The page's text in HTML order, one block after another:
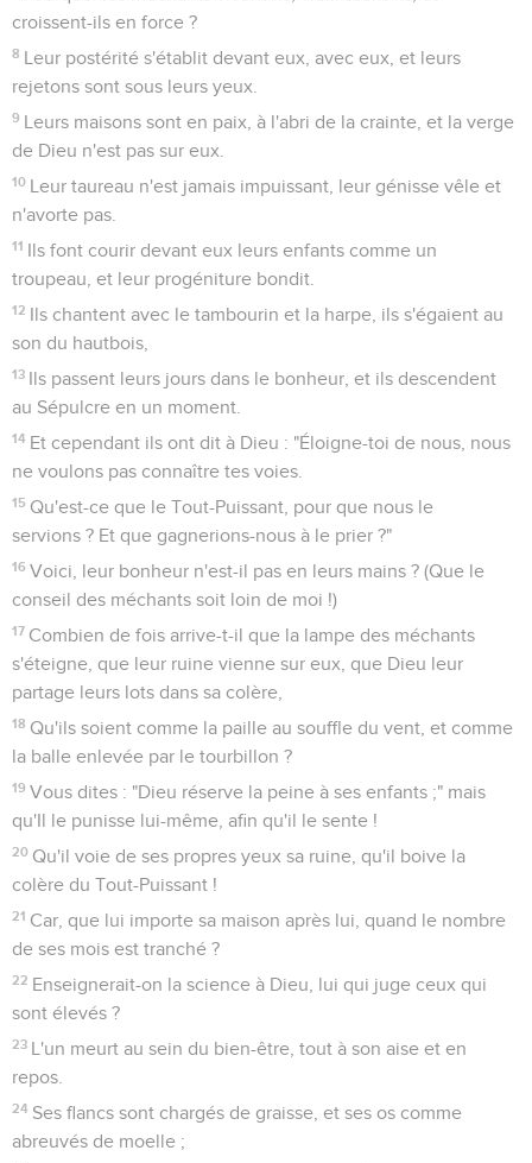
croissent-ils en force ?
8 Leur postérité s'établit devant eux, avec eux, et leurs
rejetons sont sous leurs yeux.
9 Leurs maisons sont en paix, à l'abri de la crainte, et la verge
de Dieu n'est pas sur eux.
10 Leur taureau n'est jamais impuissant, leur génisse vêle et
n'avorte pas.
11 Ils font courir devant eux leurs enfants comme un
troupeau, et leur progéniture bondit.
12 Ils chantent avec le tambourin et la harpe, ils s'égaient au
son du hautbois,
13 Ils passent leurs jours dans le bonheur, et ils descendent
au Sépulcre en un moment.
14 Et cependant ils ont dit à Dieu : "Éloigne-toi de nous, nous
ne voulons pas connaître tes voies.
15 Qu'est-ce que le Tout-Puissant, pour que nous le
servions ? Et que gagnerions-nous à le prier ?"
16 Voici, leur bonheur n'est-il pas en leurs mains ? (Que le
conseil des méchants soit loin de moi !)
17 Combien de fois arrive-t-il que la lampe des méchants
s'éteigne, que leur ruine vienne sur eux, que Dieu leur
partage leurs lots dans sa colère,
18 Qu'ils soient comme la paille au souffle du vent, et comme
la balle enlevée par le tourbillon ?
19 Vous dites : "Dieu réserve la peine à ses enfants ;" mais
qu'Il le punisse lui-même, afin qu'il le sente !
20 Qu'il voie de ses propres yeux sa ruine, qu'il boive la
colère du Tout-Puissant !
21 Car, que lui importe sa maison après lui, quand le nombre
de ses mois est tranché ?
22 Enseignerait-on la science à Dieu, lui qui juge ceux qui
sont élevés ?
23 L'un meurt au sein du bien-être, tout à son aise et en
repos.
24 Ses flancs sont chargés de graisse, et ses os comme
abreuvés de moelle ;